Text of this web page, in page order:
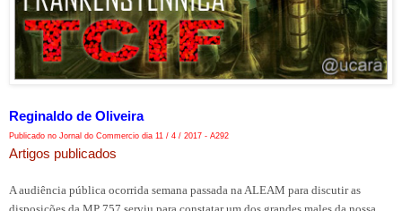
Reginaldo de Oliveira
Publicado no Jornal do Commercio dia 11 / 4 / 2017 - A292
Artigos publicados
A audiência pública ocorrida semana passada na ALEAM para discutir as
disposições da MP 757 serviu para constatar um dos grandes males da nossa